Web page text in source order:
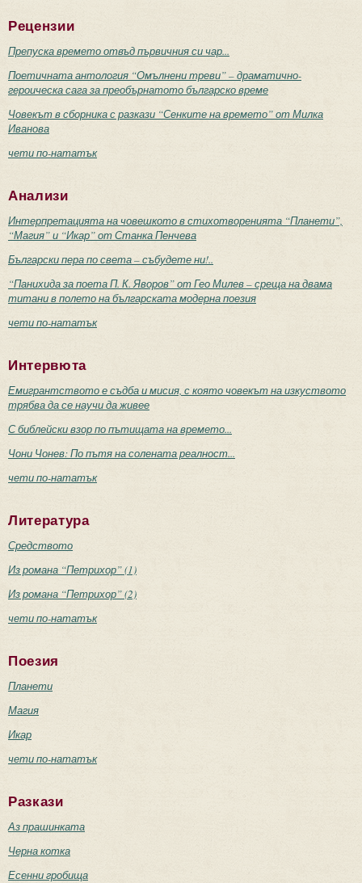
Рецензии
Препуска времето отвъд първичния си чар...
Поетичната антология “Омълнени треви” – драматично-
героическа сага за преобърнатото българско време
Човекът в сборника с разкази “Сенките на времето” от Милка
Иванова
чети по-нататък
Анализи
Интерпретацията на човешкото в стихотворенията “Планети”,
“Магия” и “Икар” от Станка Пенчева
Български пера по света – събудете ни!..
“Панихида за поета П. К. Яворов” от Гео Милев – среща на двама
титани в полето на българската модерна поезия
чети по-нататък
Интервюта
Емигрантството е съдба и мисия, с която човекът на изкуството
трябва да се научи да живее
С библейски взор по пътищата на времето...
Чони Чонев: По пътя на солената реалност...
чети по-нататък
Литература
Средството
Из романа “Петрихор” (1)
Из романа “Петрихор” (2)
чети по-нататък
Поезия
Планети
Магия
Икар
чети по-нататък
Разкази
Аз прашинката
Черна котка
Есенни гробища